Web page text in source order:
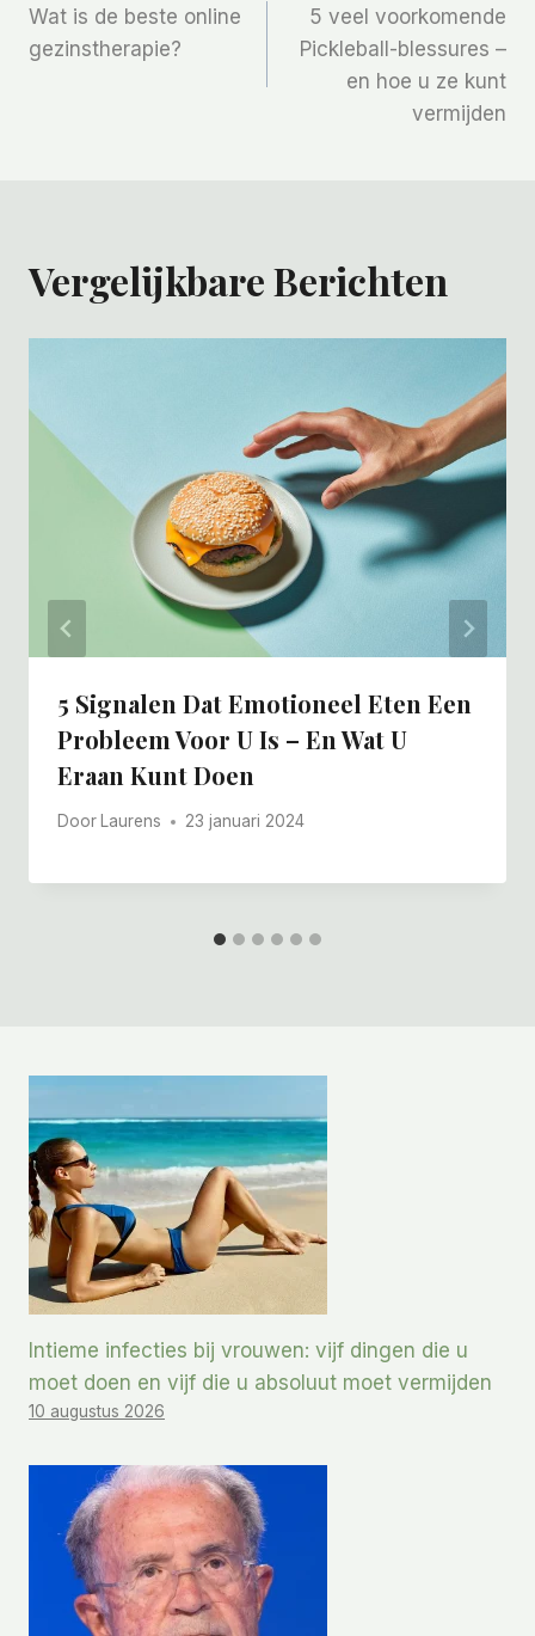
Navigatie
Wat is de beste online
gezinstherapie?
5 veel voorkomende
Pickleball-blessures –
en hoe u ze kunt
vermijden
Vergelijkbare Berichten
5 Signalen Dat Emotioneel Eten Een
Probleem Voor U Is – En Wat U
Eraan Kunt Doen
Door Laurens 23 januari 2024
Intieme infecties bij vrouwen: vijf dingen die u
moet doen en vijf die u absoluut moet vermijden
10 augustus 2026